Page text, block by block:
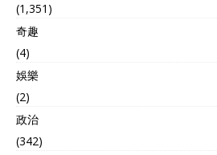
(1,351)
奇趣
(4)
娛樂
(2)
政治
(342)